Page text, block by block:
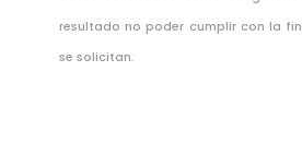
resultado no poder cumplir con la
se solicitan.